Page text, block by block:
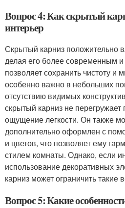
Вопрос 4: Как скрытый
интерьер
Скрытый карниз положительно
делая его более современным
позволяет сохранить чистоту и
особенно важно в небольших
отсутствию видимых
скрытый карниз не перегружает
ощущение легкости. Он также
дополнительно оформлен с
и цветов, что позволяет ему
стилем комнаты. Однако, если
использование декоративных
карниз может ограничить такие
Вопрос 5: Какие